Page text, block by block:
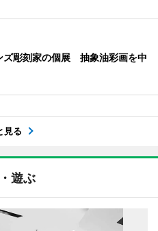
ズ彫刻家の個展 抽象油彩画を中
見る
遊ぶ